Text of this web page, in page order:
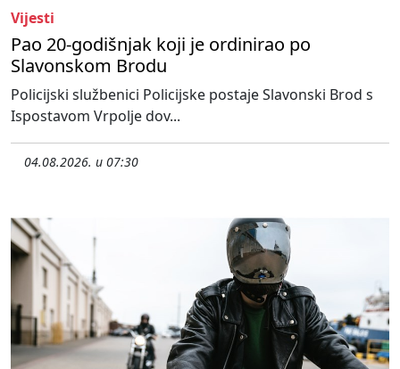
Vijesti
Pao 20-godišnjak koji je ordinirao po
Slavonskom Brodu
Policijski službenici Policijske postaje Slavonski Brod s
Ispostavom Vrpolje dov...
04.08.2026. u 07:30